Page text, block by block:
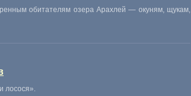
обитателям озера Арахлей — окуням, щукам,
лосося».